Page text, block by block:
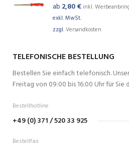
ab 2,80€ inkl.
exkl. MwSt.
zzgl.Versandkosten
TELEFONISCHE BESTELLUNG
Bestellen Sie einfach telefonisch.
Freitag von 09:00 bis 16:00 Uhr für Sie
Bestellhotline
+49 (0) 371 / 520 33 925
Bestellfax